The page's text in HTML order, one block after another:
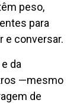
peso,
para
e conversar.
da
—mesmo
de